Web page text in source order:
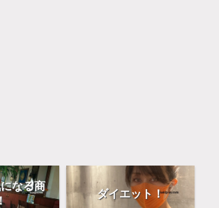
なる商
ダイエット！